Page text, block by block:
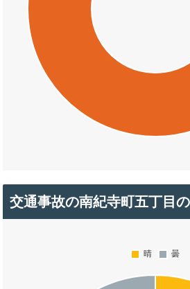
交通事故の南紀寺町五丁目